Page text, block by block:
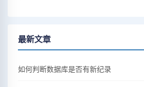
最新文章
如何判断数据库是否有新纪录